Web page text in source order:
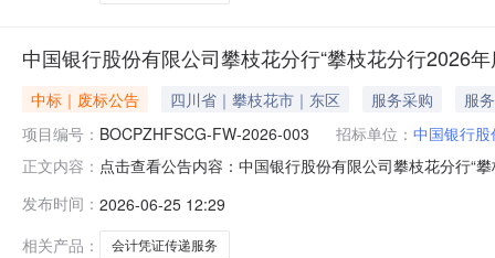
中国银行股份有限公司攀枝花分行“攀枝花分行2026
中标｜废标公告 四川省｜攀枝花市｜东区 服务采购
服务
项目编号： BOCPZHFSCG-FW-2026-003 招标单位： 中国银行
正文内容： 点击查看公告内容：中国银行股份有限公司攀枝花分行“
发布时间： 2026-06-25 12:29
相关产品：
会计凭证传递服务